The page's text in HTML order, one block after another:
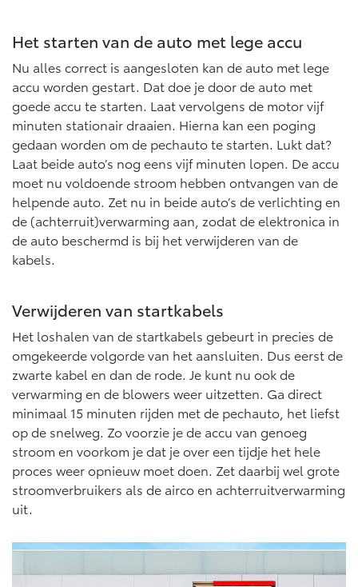
Het starten van de auto met lege accu
Nu alles correct is aangesloten kan de auto met lege
accu worden gestart. Dat doe je door de auto met
goede accu te starten. Laat vervolgens de motor vijf
minuten stationair draaien. Hierna kan een poging
gedaan worden om de pechauto te starten. Lukt dat?
Laat beide auto’s nog eens vijf minuten lopen. De accu
moet nu voldoende stroom hebben ontvangen van de
helpende auto. Zet nu in beide auto’s de verlichting en
de (achterruit)verwarming aan, zodat de elektronica in
de auto beschermd is bij het verwijderen van de
kabels.
Verwijderen van startkabels
Het loshalen van de startkabels gebeurt in precies de
omgekeerde volgorde van het aansluiten. Dus eerst de
zwarte kabel en dan de rode. Je kunt nu ook de
verwarming en de blowers weer uitzetten. Ga direct
minimaal 15 minuten rijden met de pechauto, het liefst
op de snelweg. Zo voorzie je de accu van genoeg
stroom en voorkom je dat je over een tijdje het hele
proces weer opnieuw moet doen. Zet daarbij wel grote
stroomverbruikers als de airco en achterruitverwarming
uit.